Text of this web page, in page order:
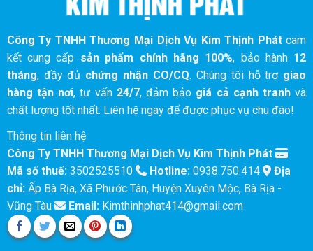
Công Ty TNHH Thương Mại Dịch Vụ Kim Thịnh Phátcam
kết cung cấp sản phẩm chính hãng 100%, bảo hành 12
tháng, đầy đủ chứng nhận CO/CQ. Chúng tôi hỗ trợ giao
hàng tận nơi, tư vấn 24/7, đảm bảo giá cả cạnh tranh và
chất lượng tốt nhất. Liên hệ ngay để được phục vụ chu đáo!
Thông tin liên hệ
Công Ty TNHH Thương Mại Dịch Vụ Kim Thịnh Phát
Mã số thuế:3502525510 Hotline:0938.750.414
Địa
chỉ:Ấp Bà Rịa, Xã Phước Tân, Huyện Xuyên Mộc, Bà Rịa -
Vũng Tàu
Email:Kimthinhphat414@gmail.com